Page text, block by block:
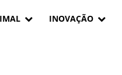
INOVAÇÃO